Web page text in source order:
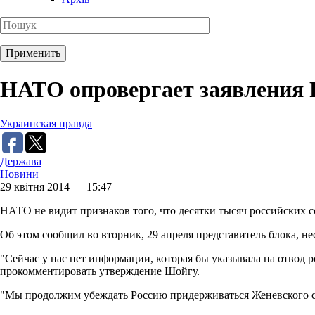
НАТО опровергает заявления
Украинская правда
Держава
Новини
29 квітня 2014 — 15:47
НАТО не видит признаков того, что десятки тысяч российских
Об этом сообщил во вторник, 29 апреля представитель блока,
"Сейчас у нас нет информации, которая бы указывала на отвод
прокомментировать утверждение Шойгу.
"Мы продолжим убеждать Россию придерживаться Женевского